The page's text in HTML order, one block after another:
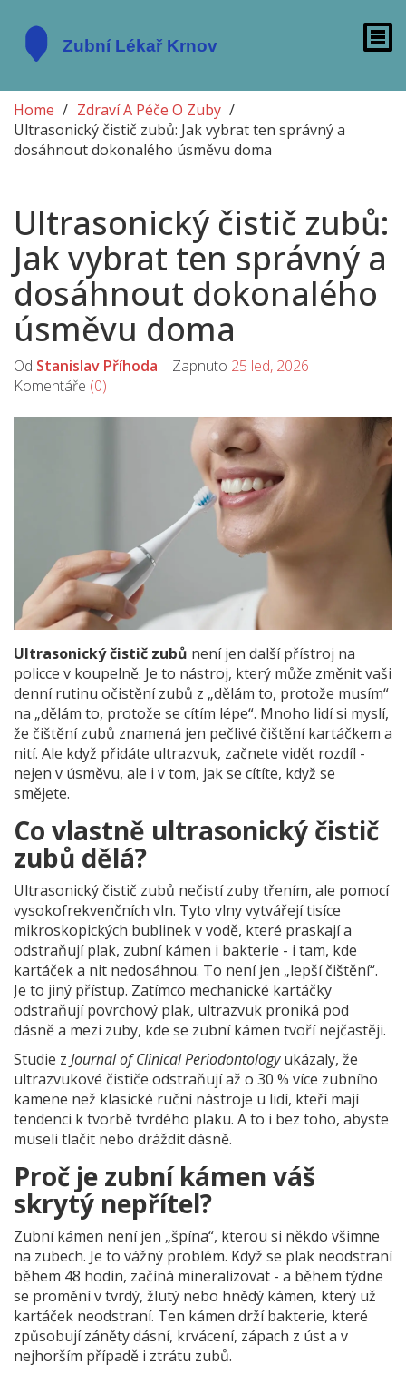
Home
Zdraví A Péče O Zuby
Ultrasonický čistič zubů: Jak vybrat ten správný a
dosáhnout dokonalého úsměvu doma
Ultrasonický čistič zubů:
Jak vybrat ten správný a
dosáhnout dokonalého
úsměvu doma
Od Stanislav Příhoda Zapnuto 25 led, 2026
Komentáře (0)
Ultrasonický čistič zubů není jen další přístroj na
policce v koupelně. Je to nástroj, který může změnit vaši
denní rutinu očistění zubů z „dělám to, protože musím“
na „dělám to, protože se cítím lépe“. Mnoho lidí si myslí,
že čištění zubů znamená jen pečlivé čištění kartáčkem a
nití. Ale když přidáte ultrazvuk, začnete vidět rozdíl -
nejen v úsměvu, ale i v tom, jak se cítíte, když se
smějete.
Co vlastně ultrasonický čistič
zubů dělá?
Ultrasonický čistič zubů nečistí zuby třením, ale pomocí
vysokofrekvenčních vln. Tyto vlny vytvářejí tisíce
mikroskopických bublinek v vodě, které praskají a
odstraňují plak, zubní kámen i bakterie - i tam, kde
kartáček a nit nedosáhnou. To není jen „lepší čištění“.
Je to jiný přístup. Zatímco mechanické kartáčky
odstraňují povrchový plak, ultrazvuk proniká pod
dásně a mezi zuby, kde se zubní kámen tvoří nejčastěji.
Studie z Journal of Clinical Periodontologyukázaly, že
ultrazvukové čističe odstraňují až o 30 % více zubního
kamene než klasické ruční nástroje u lidí, kteří mají
tendenci k tvorbě tvrdého plaku. A to i bez toho, abyste
museli tlačit nebo dráždit dásně.
Proč je zubní kámen váš
skrytý nepřítel?
Zubní kámen není jen „špína“, kterou si někdo všimne
na zubech. Je to vážný problém. Když se plak neodstraní
během 48 hodin, začíná mineralizovat - a během týdne
se promění v tvrdý, žlutý nebo hnědý kámen, který už
kartáček neodstraní. Ten kámen drží bakterie, které
způsobují záněty dásní, krvácení, zápach z úst a v
nejhorším případě i ztrátu zubů.